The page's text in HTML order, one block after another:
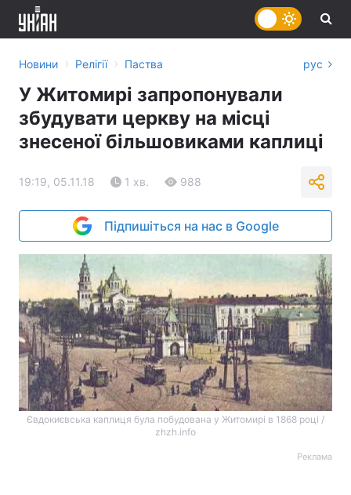
Новини › Релігії › Паства рус
У Житомирі запропонували
збудувати церкву на місці
знесеної більшовиками каплиці
19:19, 05.11.18 1 хв. 988
Підпишіться на нас в Google
Євдокиєвська каплиця була побудована у Житомирі в 1868 році /
zhzh.info
Реклама